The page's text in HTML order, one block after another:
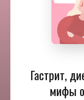
Гастрит,
мифы о